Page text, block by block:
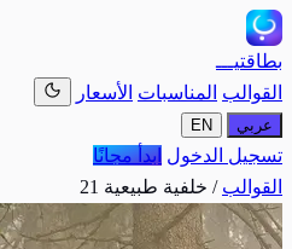
بطاقتيـــ
القوالب المناسبات الأسعار
عربي EN
تسجيل الدخول ابدأ مجانًا
القوالب / خلفية طبيعية 21